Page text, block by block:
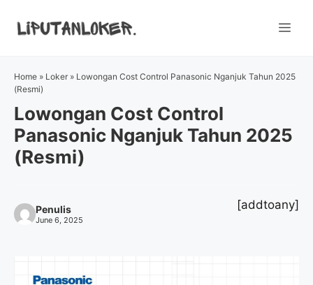
Home » Loker » Lowongan Cost Control Panasonic Nganjuk Tahun 2025
(Resmi)
Lowongan Cost Control
Panasonic Nganjuk Tahun 2025
(Resmi)
Penulis
June 6, 2025
[addtoany]